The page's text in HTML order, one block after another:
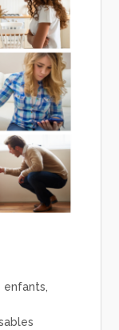
enfants,